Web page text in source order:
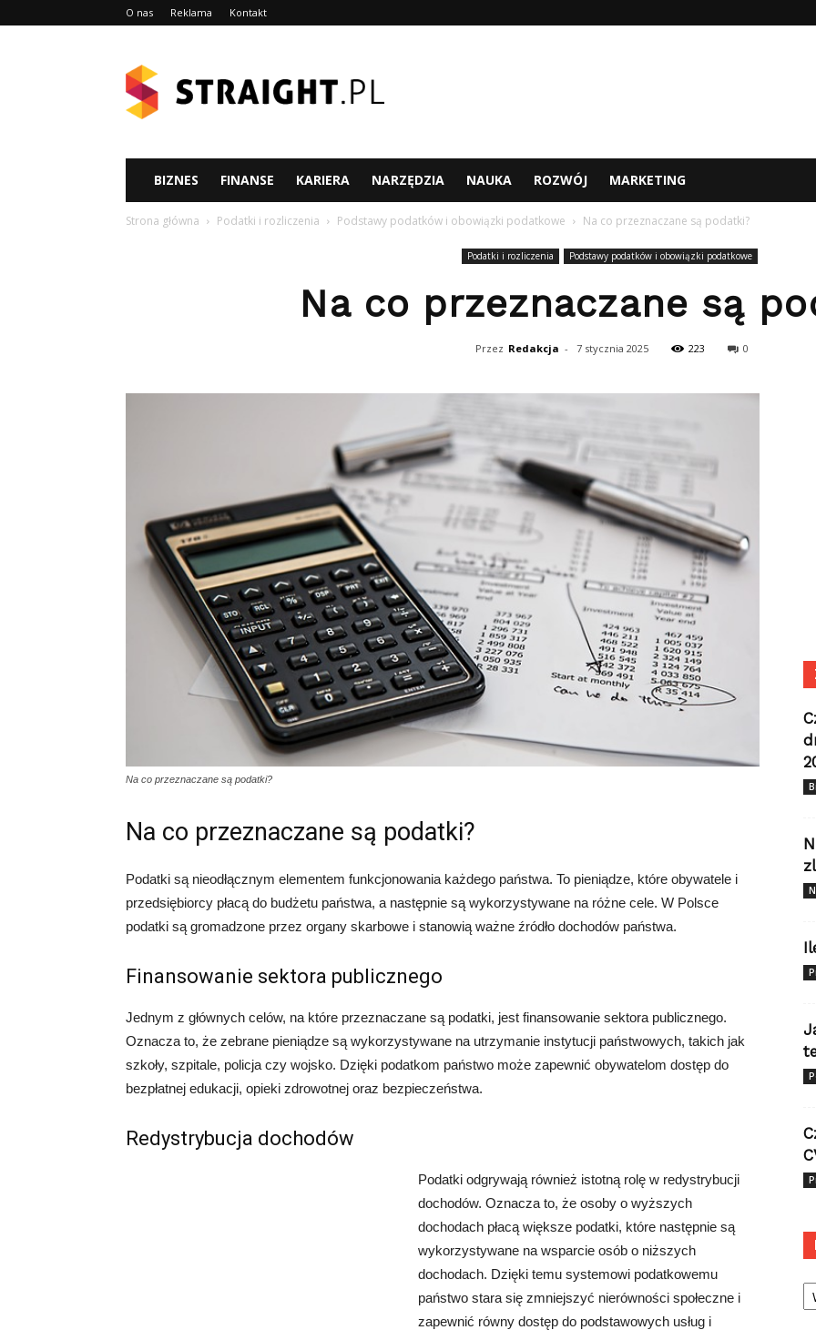
O nas Reklama Kontakt
BIZNES FINANSE KARIERA NARZĘDZIA NAUKA ROZWÓJ MARKETING
Strona główna Podatki i rozliczenia Podstawy podatków i obowiązki podatkowe Na co przeznaczane są podatki?
Podatki i rozliczenia Podstawy podatków i obowiązki podatkowe
Na co przeznaczane są
Przez Redakcja - 7 stycznia 2025 223 0
Na co przeznaczane są podatki?
Na co przeznaczane są podatki?
Podatki są nieodłącznym elementem funkcjonowania każdego państwa. To pieniądze, które obywatele i
przedsiębiorcy płacą do budżetu państwa, a następnie są wykorzystywane na różne cele. W Polsce
podatki są gromadzone przez organy skarbowe i stanowią ważne źródło dochodów państwa.
Finansowanie sektora publicznego
Jednym z głównych celów, na które przeznaczane są podatki, jest finansowanie sektora publicznego.
Oznacza to, że zebrane pieniądze są wykorzystywane na utrzymanie instytucji państwowych, takich jak
szkoły, szpitale, policja czy wojsko. Dzięki podatkom państwo może zapewnić obywatelom dostęp do
bezpłatnej edukacji, opieki zdrowotnej oraz bezpieczeństwa.
Redystrybucja dochodów
Podatki odgrywają również istotną rolę w redystrybucji
dochodów. Oznacza to, że osoby o wyższych
dochodach płacą większe podatki, które następnie są
wykorzystywane na wsparcie osób o niższych
dochodach. Dzięki temu systemowi podatkowemu
państwo stara się zmniejszyć nierówności społeczne i
zapewnić równy dostęp do podstawowych usług i